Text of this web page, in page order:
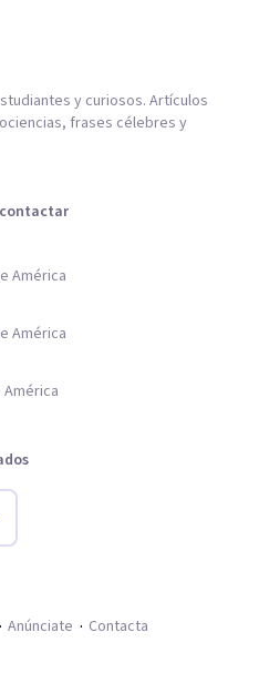
y curiosos. Artículos
frases célebres y
América
América
Anúnciate Contacta